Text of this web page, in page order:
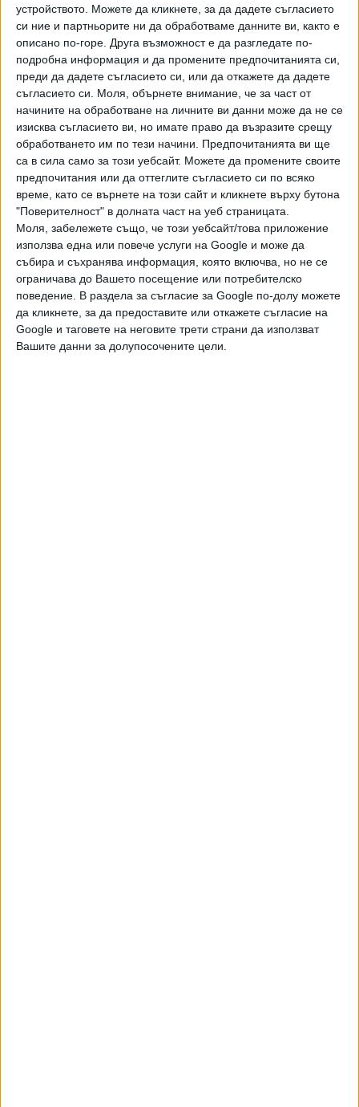
устройството. Можете да кликнете, за да дадете съгласието
си ние и партньорите ни да обработваме данните ви, както е
описано по-горе. Друга възможност е да разгледате по-
подробна информация и да промените предпочитанията си,
преди да дадете съгласието си, или да откажете да дадете
съгласието си.
Моля, обърнете внимание, че за част от
начините на обработване на личните ви данни може да не се
изисква съгласието ви, но имате право да възразите срещу
обработването им по тези начини. Предпочитанията ви ще
са в сила само за този уебсайт. Можете да промените своите
предпочитания или да оттеглите съгласието си по всяко
време, като се върнете на този сайт и кликнете върху бутона
"Поверителност" в долната част на уеб страницата.
Моля, забележете също, че този уебсайт/това приложение
използва една или повече услуги на Google и може да
събира и съхранява информация, която включва, но не се
ограничава до Вашето посещение или потребителско
поведение. В раздела за съгласие за Google по-долу можете
да кликнете, за да предоставите или откажете съгласие на
Google и таговете на неговите трети страни да използват
Вашите данни за долупосочените цели.
задълженията си", каза обаче днес Икономов.
Практически той бе изключен от групата на ГЕРБ.
Цветанов има и човек в съвета на Руен - Февзи Хюсеин,
също влязъл с листата на ГЕРБ. Очаква се партията му
да разширява позициите си из страната. Това не е без
значение, тъй като до края на мандата на местната
власт остават цели три години.
ПОПЪЛНЕНИЕ
Междувременно се оказа, че след Икономов, Атанас
Камбитов (Благоевград), Кирил Котев (Сандански) и
Огнян Ценков (Видин) още един бивш кмет на ГЕРБ е
пристанал на "Републиканци за България" - Георги Славов
от Ямбол. Той бе забелязан на учредителния конгрес
през уикенда.